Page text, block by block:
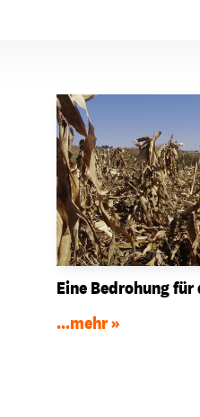
Eine Bedrohung
...mehr